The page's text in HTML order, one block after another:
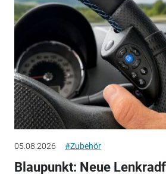
05.08.2026 #Zubehör
Blaupunkt: Neue